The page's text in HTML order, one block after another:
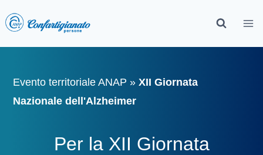
Evento territoriale ANAP »XII Giornata
Nazionale dell'Alzheimer
Per la XII Giornata